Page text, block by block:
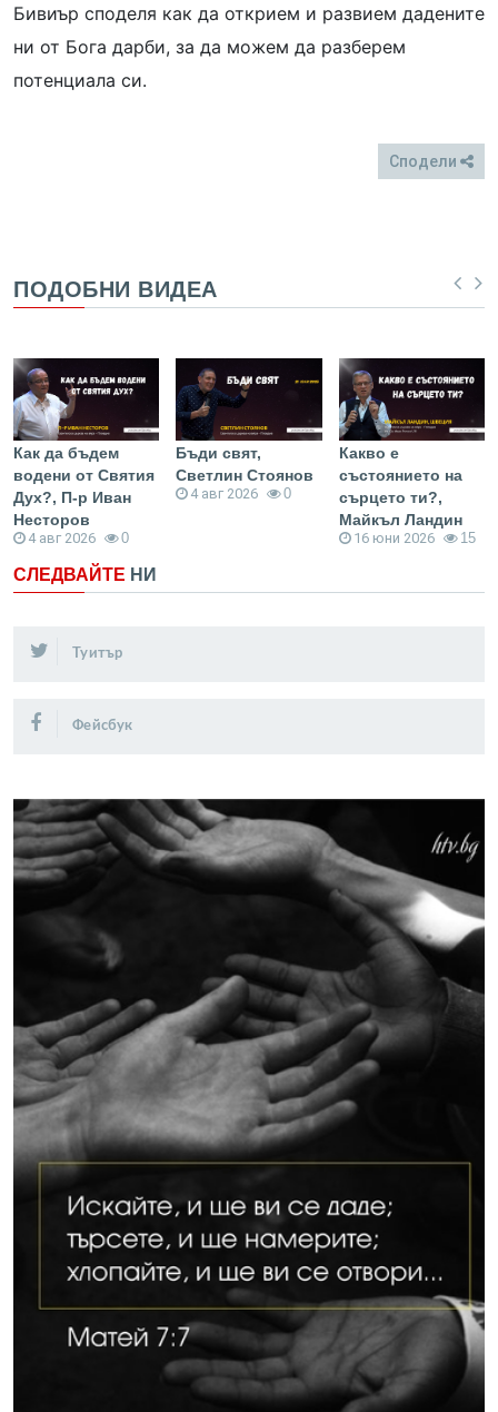
Бивиър споделя как да открием и развием дадените
ни от Бога дарби, за да можем да разберем
потенциала си.
Сподели
ПОДОБНИ ВИДЕА
Как да бъдем
водени от Святия
Дух?, П-р Иван
Несторов
4 авг 2026 0
Бъди свят,
Светлин Стоянов
4 авг 2026 0
Какво е
състоянието на
сърцето ти?,
Майкъл Ландин
16 юни 2026 15
СЛЕДВАЙТЕ НИ
Туитър
Фейсбук